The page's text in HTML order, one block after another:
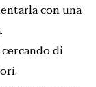
con una
di